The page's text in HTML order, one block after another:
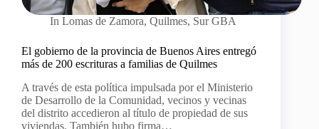
In Lomas de Zamora,Quilmes, Sur GBA
El gobierno de la provincia de Buenos Aires entregó
más de 200 escrituras a familias de Quilmes
A través de esta política impulsada por el Ministerio
de Desarrollo de la Comunidad, vecinos y vecinas
del distrito accedieron al título de propiedad de sus
viviendas. También hubo firma…